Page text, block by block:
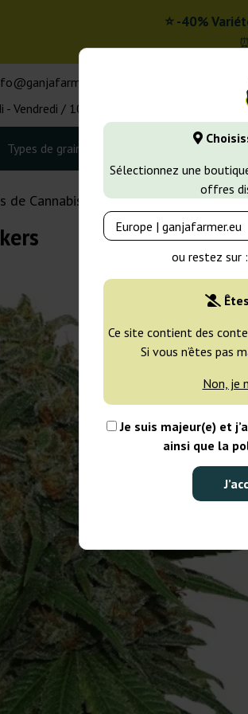
Sélectionnez une
offres
ou restez sur :
Ce site contient des
Si vous n’êtes pas
Non, je
Je suis majeur(e) et
ainsi que la
⭐ -40%
- Vendredi / 10:00 - 16:00
Types de graines Banques de graines
de Cannabis AK47 AK420